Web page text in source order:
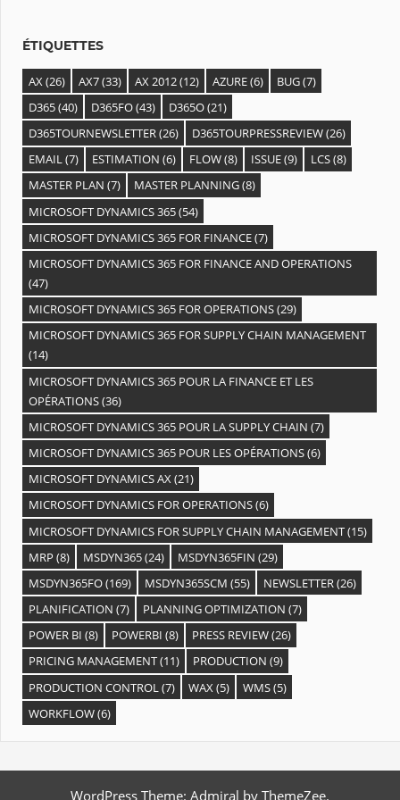
ÉTIQUETTES
AX(26) AX7(33) AX 2012(12) AZURE(6) BUG(7)
D365(40) D365FO(43) D365O(21)
D365TOURNEWSLETTER(26) D365TOURPRESSREVIEW(26)
EMAIL(7) ESTIMATION (6) FLOW(8) ISSUE(9) LCS(8)
MASTER PLAN (7) MASTER PLANNING(8)
MICROSOFT DYNAMICS 365(54)
MICROSOFT DYNAMICS 365 FOR FINANCE(7)
MICROSOFT DYNAMICS 365 FOR FINANCE AND OPERATIONS
(47)
MICROSOFT DYNAMICS 365 FOR OPERATIONS(29)
MICROSOFT DYNAMICS 365 FOR SUPPLY CHAIN MANAGEMENT
(14)
MICROSOFT DYNAMICS 365 POUR LA FINANCE ET LES
OPÉRATIONS(36)
MICROSOFT DYNAMICS 365 POUR LA SUPPLY CHAIN (7)
MICROSOFT DYNAMICS 365 POUR LES OPÉRATIONS(6)
MICROSOFT DYNAMICS AX(21)
MICROSOFT DYNAMICS FOR OPERATIONS(6)
MICROSOFT DYNAMICS FOR SUPPLY CHAIN MANAGEMENT(15)
MRP (8) MSDYN365(24) MSDYN365FIN (29)
MSDYN365FO(169) MSDYN365SCM (55) NEWSLETTER(26)
PLANIFICATION (7) PLANNING OPTIMIZATION (7)
POWER BI (8) POWERBI (8) PRESS REVIEW(26)
PRICING MANAGEMENT(11) PRODUCTION (9)
PRODUCTION CONTROL(7) WAX(5) WMS(5)
WORKFLOW(6)
WordPress Theme: Admiral by ThemeZee.